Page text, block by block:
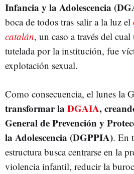
Infancia y la Adolescencia
boca de todos tras salir a la luz el
catalán, un caso a través del
tutelada por la institución, fue
explotación sexual.
Como consecuencia, el lunes la
transformar la DGAIA,
General de Prevención y
la Adolescencia (DGPPIA). En
estructura busca centrarse en la
violencia infantil, reducir la